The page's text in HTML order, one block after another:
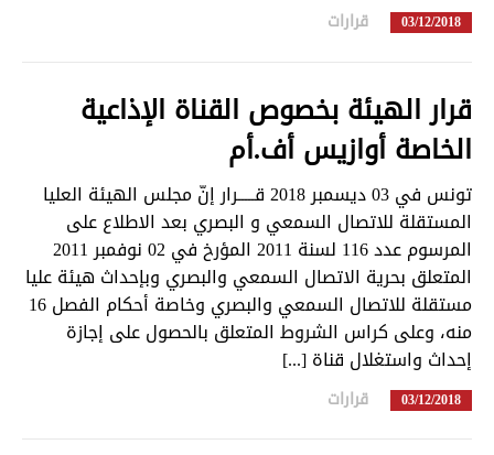
03/12/2018 قرارات
قرار الهيئة بخصوص القناة الإذاعية
الخاصة أوازيس أف.أم
تونس في 03 ديسمبر 2018 قـــــرار إنّ مجلس الهيئة العليا
المستقلة للاتصال السمعي و البصري بعد الاطلاع على
المرسوم عدد 116 لسنة 2011 المؤرخ في 02 نوفمبر 2011
المتعلق بحرية الاتصال السمعي والبصري وبإحداث هيئة عليا
مستقلة للاتصال السمعي والبصري وخاصة أحكام الفصل 16
منه، وعلى كراس الشروط المتعلق بالحصول على إجازة
إحداث واستغلال قناة [...]
03/12/2018 قرارات